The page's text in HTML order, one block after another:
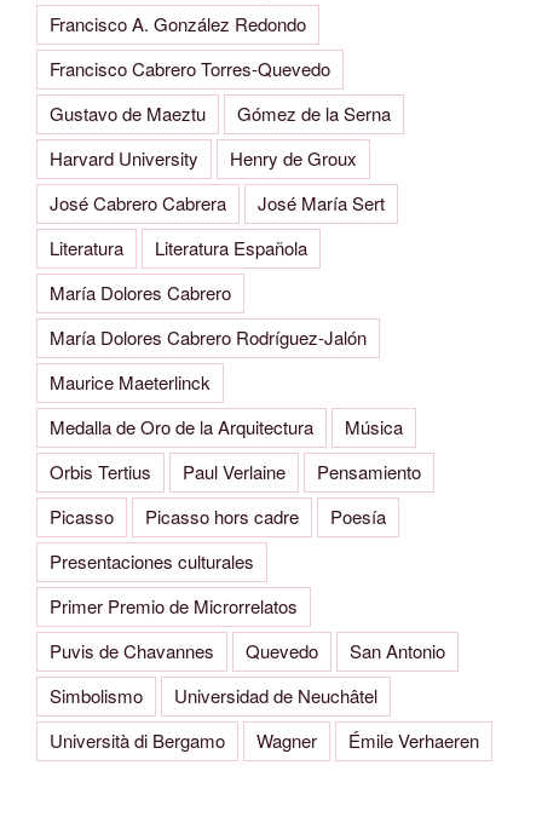
Francisco A. González Redondo
Francisco Cabrero Torres-Quevedo
Gustavo de Maeztu
Gómez de la Serna
Harvard University
Henry de Groux
José Cabrero Cabrera
José María Sert
Literatura
Literatura Española
María Dolores Cabrero
María Dolores Cabrero Rodríguez-Jalón
Maurice Maeterlinck
Medalla de Oro de la Arquitectura
Música
Orbis Tertius
Paul Verlaine
Pensamiento
Picasso
Picasso hors cadre
Poesía
Presentaciones culturales
Primer Premio de Microrrelatos
Puvis de Chavannes
Quevedo
San Antonio
Simbolismo
Universidad de Neuchâtel
Università di Bergamo
Wagner Émile Verhaeren